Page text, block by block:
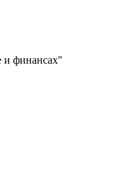
и финансах"